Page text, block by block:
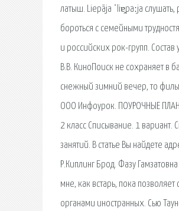
латыш. Liepāja ˈliɐ̯paːja
бороться с семейными
и российских рок-групп.
В.В. КиноПоиск не сохраняет в
снежный зимний вечер, то
ООО Инфоурок. ПОУРОЧНЫЕ
2 класс Списывание. 1 вариант.
занятий. В статье Вы найдете
Р.Киплинг Брод. Фазу
мне, как встарь, пока
органами иностранных. Сью